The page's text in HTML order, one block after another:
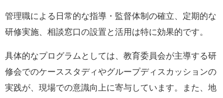
管理職による日常的な指導・監督体制の確立、定期的な
研修実施、相談窓口の設置と活用は特に効果的です。
具体的なプログラムとしては、教育委員会が主導する研
修会でのケーススタディやグループディスカッションの
実践が、現場での意識向上に寄与しています。また、地